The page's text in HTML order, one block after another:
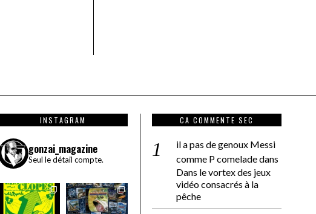
INSTAGRAM
gonzai_magazine
Seul le détail compte.
CA COMMENTE SEC
il a pas de genoux Messi
comme P comeladedans
Dans le vortex des jeux
vidéo consacrés à la
pêche